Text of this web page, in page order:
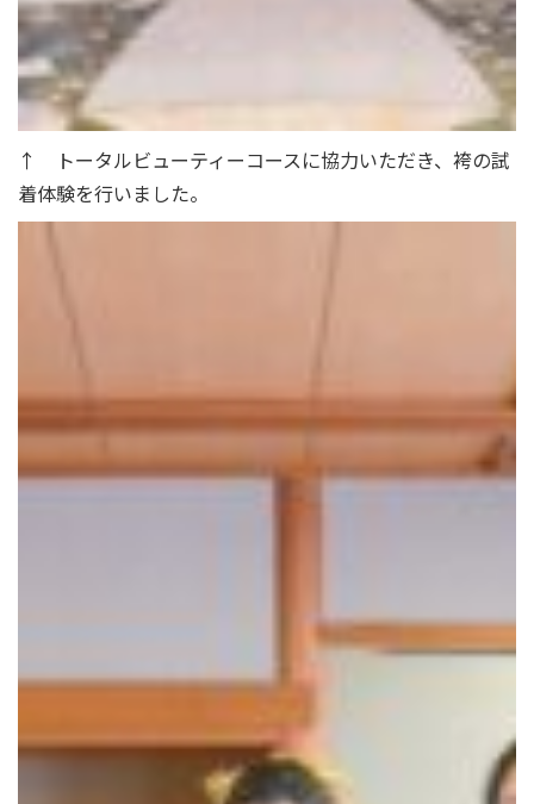
↑ トータルビューティーコースに協力いただき、袴の試
着体験を行いました。